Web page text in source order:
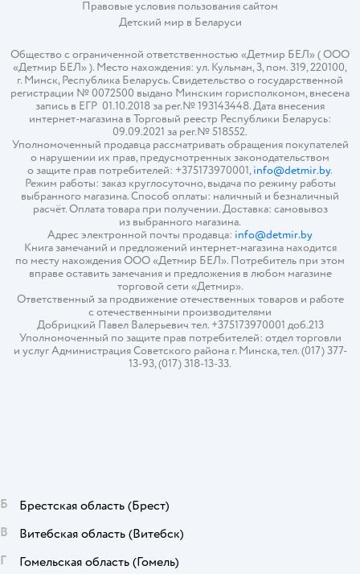
Правовые условия пользования сайтом
Детский мир в Беларуси
Общество с ограниченной ответственностью «Детмир БЕЛ» ( ООО
«Детмир БЕЛ» ). Место нахождения: ул. Кульман, 3, пом. 319, 220100,
г. Минск, Республика Беларусь. Свидетельство о государственной
регистрации № 0072500 выдано Минским горисполкомом, внесена
запись в ЕГР 01.10.2018 за рег.№ 193143448. Дата внесения
интернет-магазина в Торговый реестр Республики Беларусь:
09.09.2021 за рег.№ 518552.
Уполномоченный продавца рассматривать обращения покупателей
о нарушении их прав, предусмотренных законодательством
о защите прав потребителей: +375173970001,info@detmir.by.
Режим работы: заказ круглосуточно, выдача по режиму работы
выбранного магазина. Способ оплаты: наличный и безналичный
расчёт. Оплата товара при получении. Доставка: самовывоз
из выбранного магазина.
Адрес электронной почты продавца: info@detmir.by
Книга замечаний и предложений интернет-магазина находится
по месту нахождения ООО «Детмир БЕЛ». Потребитель при этом
вправе оставить замечания и предложения в любом магазине
торговой сети «Детмир».
Ответственный за продвижение отечественных товаров и работе
с отечественными производителями
Добрицкий Павел Валерьевич тел. +375173970001 доб.213
Уполномоченный по защите прав потребителей: отдел торговли
и услуг Администрация Советского района г. Минска, тел. (017) 377-
13-93, (017) 318-13-33.
Б Брестская область (Брест)
В
Витебская область (Витебск)
Г
Гомельская область (Гомель)